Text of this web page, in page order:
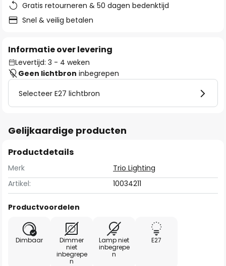
Gratis retourneren & 50 dagen bedenktijd
Snel & veilig betalen
Informatie over levering
Levertijd: 3 - 4 weken
Geen lichtbron inbegrepen
Selecteer E27 lichtbron
Gelijkaardige producten
Productdetails
Merk
Trio Lighting
Artikel:
10034211
Productvoordelen
Dimbaar
Dimmer
niet
inbegrepe
n
Lamp niet
inbegrepe
n
E27